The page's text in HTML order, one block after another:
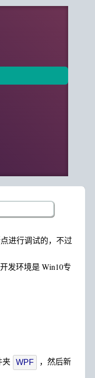
进行调试的，不过
发环境是 Win10专
夹 WPF
，然后新